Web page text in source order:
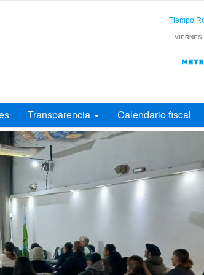
Transparencia Calendario fiscal